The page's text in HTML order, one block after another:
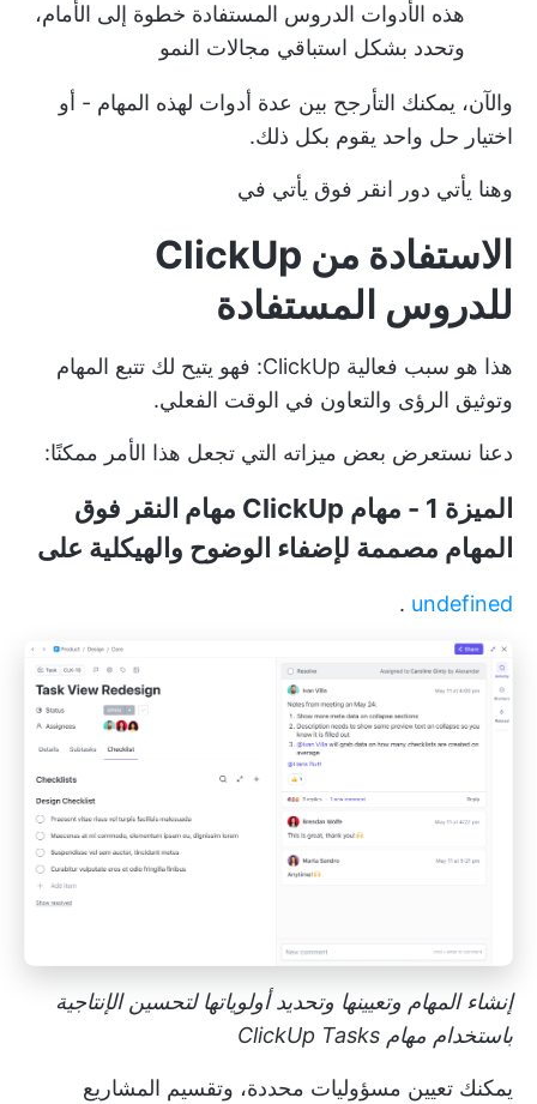
هذه الأدوات الدروس المستفادة خطوة إلى الأمام،
وتحدد بشكل استباقي مجالات النمو
والآن، يمكنك التأرجح بين عدة أدوات لهذه المهام - أو
اختيار حل واحد يقوم بكل ذلك.
وهنا يأتي دور انقر فوق يأتي في
الاستفادة من ClickUp
للدروس المستفادة
هذا هو سبب فعالية ClickUp: فهو يتيح لك تتبع المهام
وتوثيق الرؤى والتعاون في الوقت الفعلي.
دعنا نستعرض بعض ميزاته التي تجعل هذا الأمر ممكنًا:
الميزة 1 - مهام ClickUp
مهام النقر فوق
المهام مصممة لإضفاء الوضوح والهيكلية على
undefined
.
إنشاء المهام وتعيينها وتحديد أولوياتها لتحسين الإنتاجية
باستخدام مهام ClickUp Tasks
يمكنك تعيين مسؤوليات محددة، وتقسيم المشاريع